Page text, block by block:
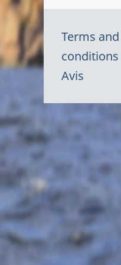
Terms and
conditions
Avis